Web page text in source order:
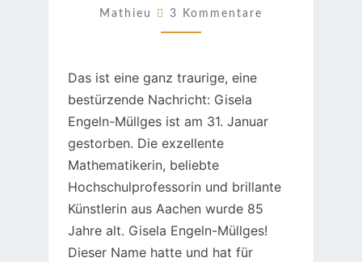
Mathieu
Kommentare
3 Kommentare
Das ist eine ganz traurige, eine
bestürzende Nachricht: Gisela
Engeln-Müllges ist am 31. Januar
gestorben. Die exzellente
Mathematikerin, beliebte
Hochschulprofessorin und brillante
Künstlerin aus Aachen wurde 85
Jahre alt. Gisela Engeln-Müllges!
Dieser Name hatte und hat für